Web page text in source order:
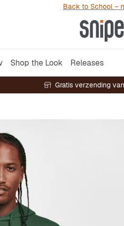
Back to School –
Shop the Look Releases
Gratis verzending